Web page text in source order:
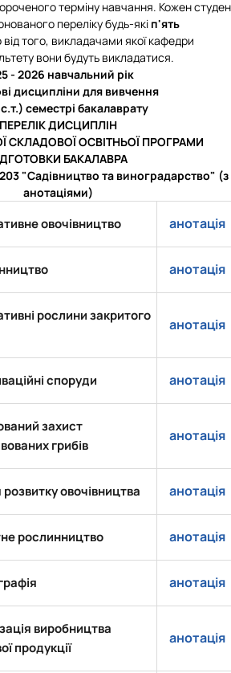
рослинництва
садівництва ім. проф. В.Л. Симиренка
зберігання, переробки та
продукції рослинницт…
агробіологічного факультету
органи
роботодавців агробіологічного
аспірантів агробіологічного
студентської організації
факультету
агробіологічного факульт…
терміну навчання. Кожен
переліку будь-які п'ять
того, викладачами якої кафедри
вони будуть викладатися.
- 2026 навчальний рік
дисципліни для вивчення
семестрі бакалаврату
ПЕРЕЛІК ДИСЦИПЛІН
СКЛАДОВОЇ ОСВІТНЬОЇ ПРОГРАМИ
БАКАЛАВРА
"Садівництво та виноградарство" (з
анотаціями)
овочівництво анотація
анотація
рослини закритого
анотація
споруди анотація
захист
грибів
анотація
розвитку овочівництва анотація
рослинництво анотація
анотація
виробництва
продукції
анотація